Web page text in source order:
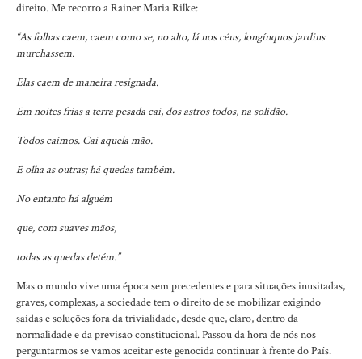
direito. Me recorro a Rainer Maria Rilke:
“As folhas caem, caem como se, no alto, lá nos céus, longínquos jardins
murchassem.
Elas caem de maneira resignada.
Em noites frias a terra pesada cai, dos astros todos, na solidão.
Todos caímos. Cai aquela mão.
E olha as outras; há quedas também.
No entanto há alguém
que, com suaves mãos,
todas as quedas detém.”
Mas o mundo vive uma época sem precedentes e para situações inusitadas,
graves, complexas, a sociedade tem o direito de se mobilizar exigindo
saídas e soluções fora da trivialidade, desde que, claro, dentro da
normalidade e da previsão constitucional. Passou da hora de nós nos
perguntarmos se vamos aceitar este genocida continuar à frente do País.